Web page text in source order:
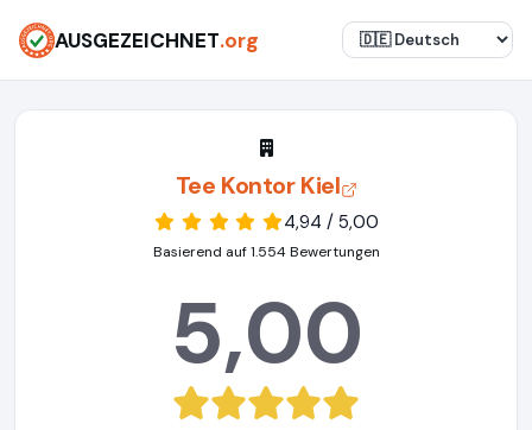
AUSGEZEICHNET.org
Tee Kontor Kiel
4,94 / 5,00
Basierend auf 1.554 Bewertungen
5,00